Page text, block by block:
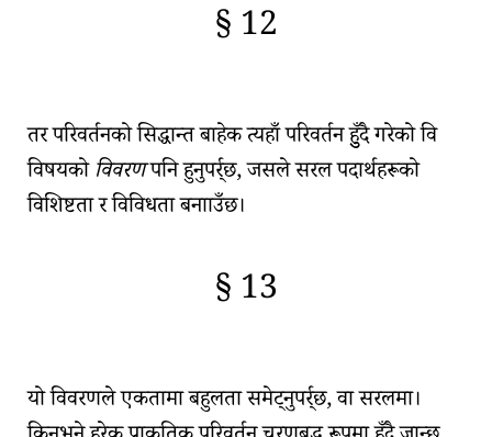
§ 12
तरपरिवर्तनको सिद्धान्तबाहेक त्यहाँ परिवर्तन हुुँदै गरेको वि
विषयकोविवरणपनि हुनुपर्र्छ, जसले सरल पदार्थहरूको
विशिष्टता र विविधता बनााउँछ।
§ 13
यो विवरणले एकतामाबहुलतासमेट्नुपर्र्छ, वा सरलमा।